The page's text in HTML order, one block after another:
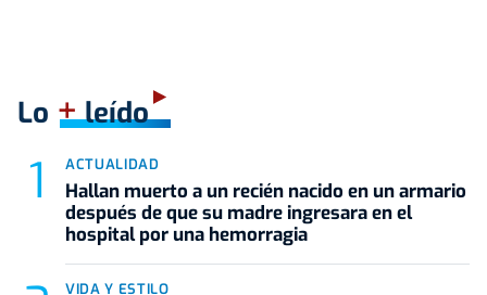
Lo +leído
ACTUALIDAD
Hallan muerto a un recién nacido en un armario
después de que su madre ingresara en el
hospital por una hemorragia
VIDA Y ESTILO